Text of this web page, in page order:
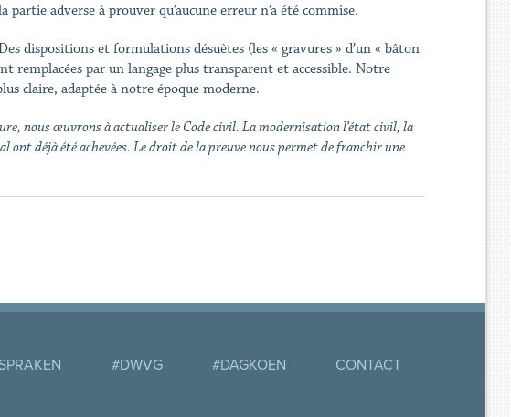
adverse à prouver qu’aucune erreur n’a été commise.
dispositions et formulations désuètes (les « gravures » d’un « bâton
remplacées par un langage plus transparent et accessible. Notre
claire, adaptée à notre époque moderne.
nous œuvrons à actualiser le Code civil. La modernisation l’état civil, la
déjà été achevées. Le droit de la preuve nous permet de franchir une
#DWVG #DAGKOEN CONTACT